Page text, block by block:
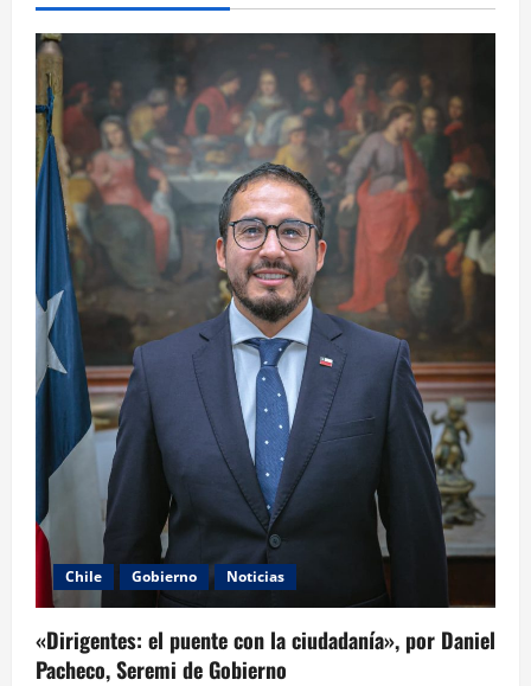
Chile Gobierno Noticias
«Dirigentes: el puente con la ciudadanía», por Daniel
Pacheco, Seremi de Gobierno